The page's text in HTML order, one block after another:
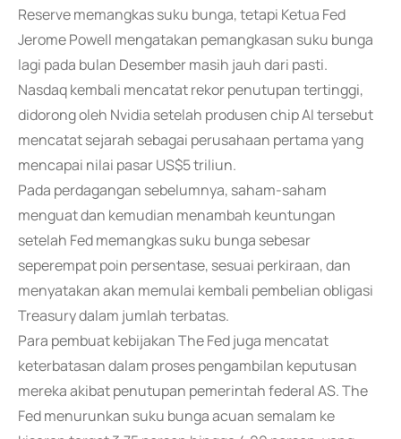
Reserve memangkas suku bunga, tetapi Ketua Fed
Jerome Powell mengatakan pemangkasan suku bunga
lagi pada bulan Desember masih jauh dari pasti.
Nasdaq kembali mencatat rekor penutupan tertinggi,
didorong oleh Nvidia setelah produsen chip AI tersebut
mencatat sejarah sebagai perusahaan pertama yang
mencapai nilai pasar US$5 triliun.
Pada perdagangan sebelumnya, saham-saham
menguat dan kemudian menambah keuntungan
setelah Fed memangkas suku bunga sebesar
seperempat poin persentase, sesuai perkiraan, dan
menyatakan akan memulai kembali pembelian obligasi
Treasury dalam jumlah terbatas.
Para pembuat kebijakan The Fed juga mencatat
keterbatasan dalam proses pengambilan keputusan
mereka akibat penutupan pemerintah federal AS. The
Fed menurunkan suku bunga acuan semalam ke